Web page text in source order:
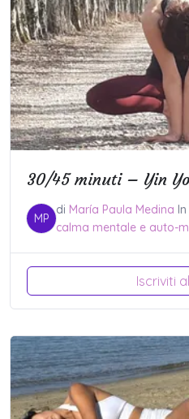
30/45 minuti – Yin
MP
di María Paula Medina In
calma mentale e auto-
Iscriviti